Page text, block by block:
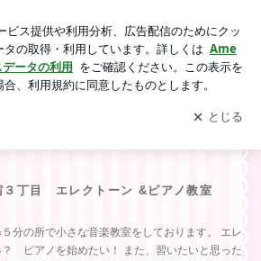
して ブログの更新通知
を受け取りまし
開く
３丁目 エレクトーン &ピアノ教室
分の所で小さな音楽教室をしております。 エレ
ピアノを始めたい！ また、習いたいと思った